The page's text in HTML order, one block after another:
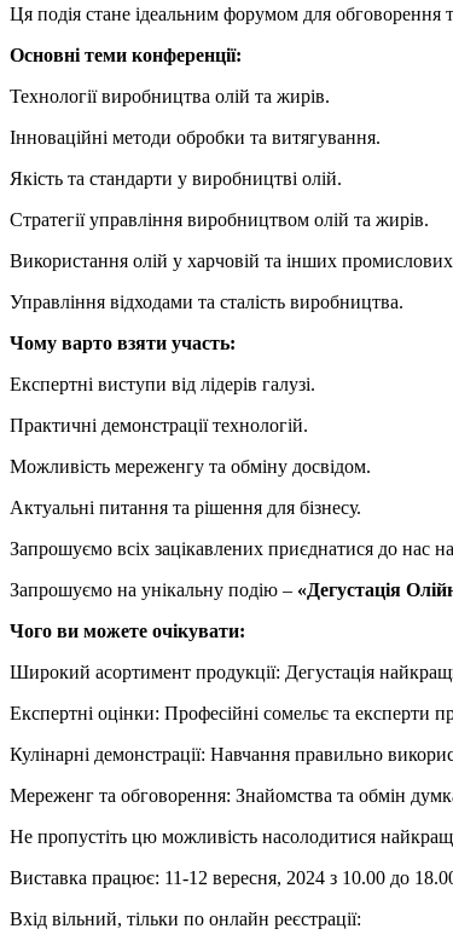
Ця подія стане ідеальним форумом для обговорення
Основні теми конференції:
Технології виробництва олій та жирів.
Інноваційні методи обробки та витягування.
Якість та стандарти у виробництві олій.
Стратегії управління виробництвом олій та жирів.
Використання олій у харчовій та інших промислових
Управління відходами та сталість виробництва.
Чому варто взяти участь:
Експертні виступи від лідерів галузі.
Практичні демонстрації технологій.
Можливість мереженгу та обміну досвідом.
Актуальні питання та рішення для бізнесу.
Запрошуємо всіх зацікавлених приєднатися до нас
Запрошуємо на унікальну подію – «Дегустація
Чого ви можете очікувати:
Широкий асортимент продукції: Дегустація
Експертні оцінки: Професійні сомельє та експерти
Кулінарні демонстрації: Навчання правильно
Мереженг та обговорення: Знайомства та обмін
Не пропустіть цю можливість насолодитися
Виставка працює: 11-12 вересня, 2024 з 10.00 до
Вхід вільний, тільки по онлайн реєстрації: